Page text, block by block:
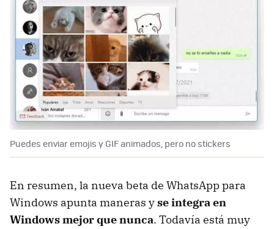
Puedes enviar emojis y GIF animados, pero no stickers
En resumen, la nueva beta de WhatsApp para
Windows apunta maneras yse integra en
Windows mejor que nunca. Todavía está muy